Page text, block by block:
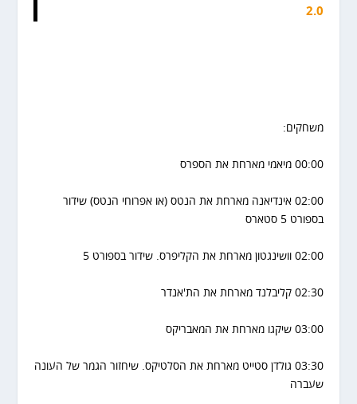
2.0
משחקים:
00:00 מיאמי מארחת את הספרס
02:00 אינדיאנה מארחת את הנטס (או אפרוחי הנטס) שידור
בספורט 5 סטארס
02:00 וושינגטון מארחת את הקליפרס. שידור בספורט 5
02:30 קליבלנד מארחת את הת'אנדר
03:00 שיקגו מארחת את המאבריקס
03:30 גולדן סטייט מארחת את הסלטיקס. שיחזור הגמר של העונה
שעברה